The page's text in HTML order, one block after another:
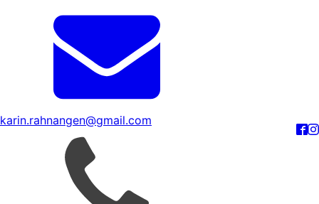
karin.rahnangen@gmail.com